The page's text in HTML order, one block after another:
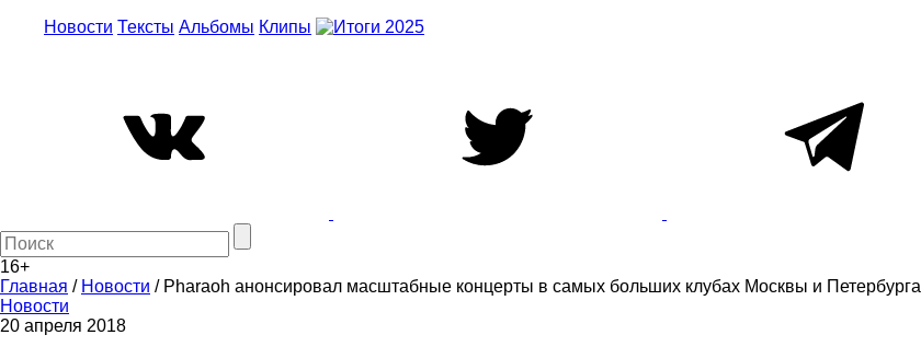
Новости Тексты Альбомы Клипы
16+
Главная / Новости / Pharaoh анонсировал масштабные концерты в самых больших клубах Москвы и Петербурга
Новости
20 апреля 2018